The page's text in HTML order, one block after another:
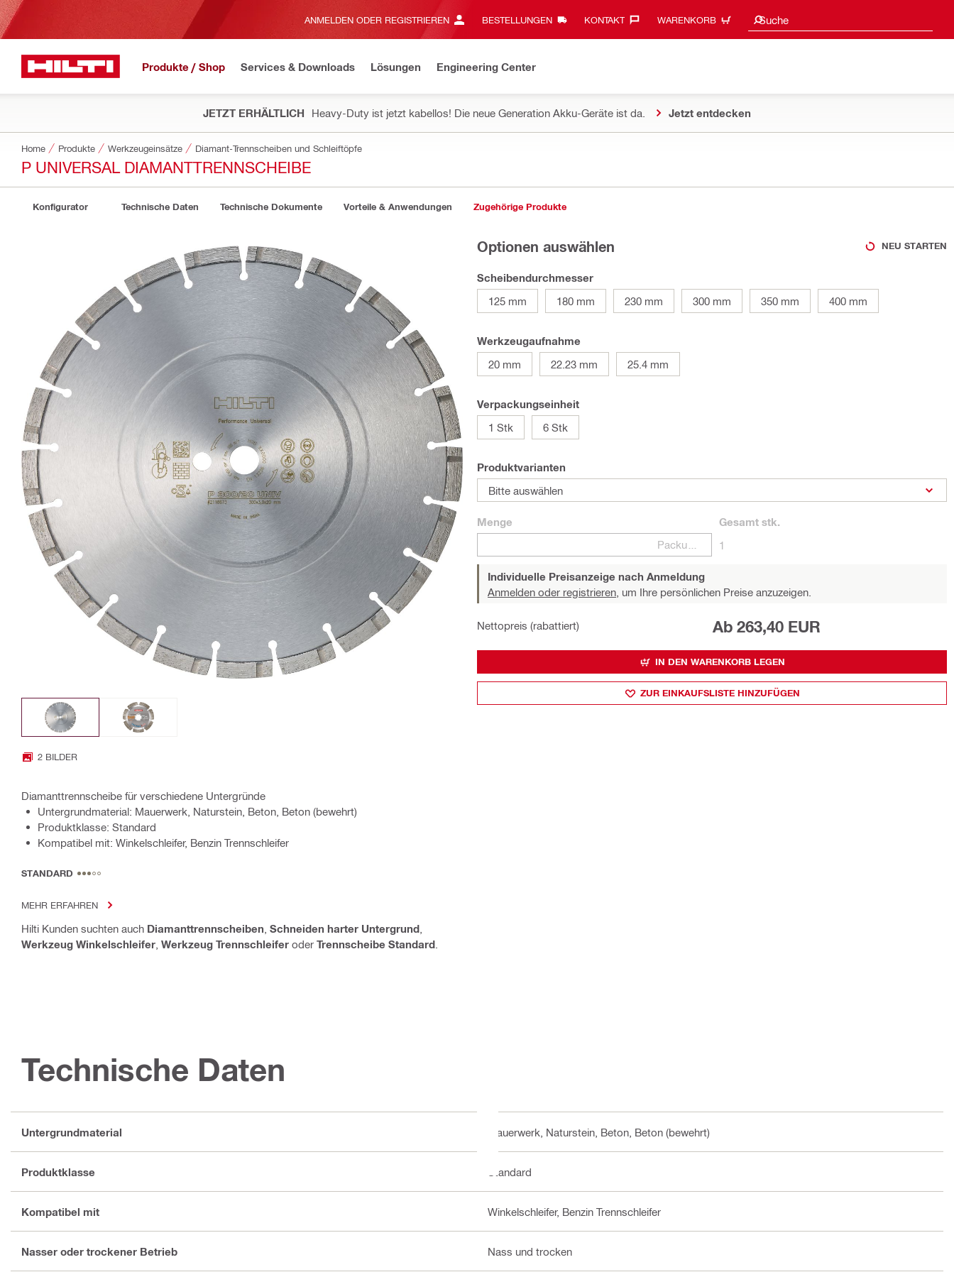
ANMELDEN ODER REGISTRIEREN BESTELLUNGEN KONTAKT‎ WARENKORB Suche
Suchvorschläge
Produkte / Shop Services & Downloads Lösungen Engineering Center
JETZT ERHÄLTLICH Heavy-Duty ist jetzt kabellos! Die neue Generation Akku-Geräte ist da. Jetzt entdecken
Home Produkte Werkzeugeinsätze Diamant-Trennscheiben und Schleiftöpfe
P UNIVERSAL DIAMANTTRENNSCHEIBE
Konfigurator Technische Daten Technische Dokumente Vorteile & Anwendungen Zugehörige Produkte
2 BILDER
Diamanttrennscheibe für verschiedene Untergründe
Untergrundmaterial: Mauerwerk, Naturstein, Beton, Beton (bewehrt)
Produktklasse: Standard
Kompatibel mit: Winkelschleifer, Benzin Trennschleifer
STANDARD
MEHR ERFAHREN
Hilti Kunden suchten auch Diamanttrennscheiben Schneiden harter Untergrund
Werkzeug Winkelschleifer Werkzeug Trennschleifer oder Trennscheibe Standard
Optionen auswählen NEU STARTEN
Scheibendurchmesser
125 mm
180 mm 230 mm 300 mm 350 mm 400 mm
Werkzeugaufnahme
20 mm
22.23 mm 25.4 mm
Verpackungseinheit
1 Stk
6 Stk
Produktvarianten
Bitte auswählen
Menge
Gesamt stk.
1
Individuelle Preisanzeige nach Anmeldung
Anmelden oder registrieren, um Ihre persönlichen Preise anzuzeigen.
Nettopreis (rabattiert) Ab 263,40 EUR
IN DEN WARENKORB LEGEN
ZUR EINKAUFSLISTE HINZUFÜGEN
Technische Daten
Untergrundmaterial Mauerwerk, Naturstein, Beton, Beton (bewehrt)
Produktklasse Standard
Kompatibel mit Winkelschleifer, Benzin Trennschleifer
Nasser oder trockener Betrieb Nass und trocken